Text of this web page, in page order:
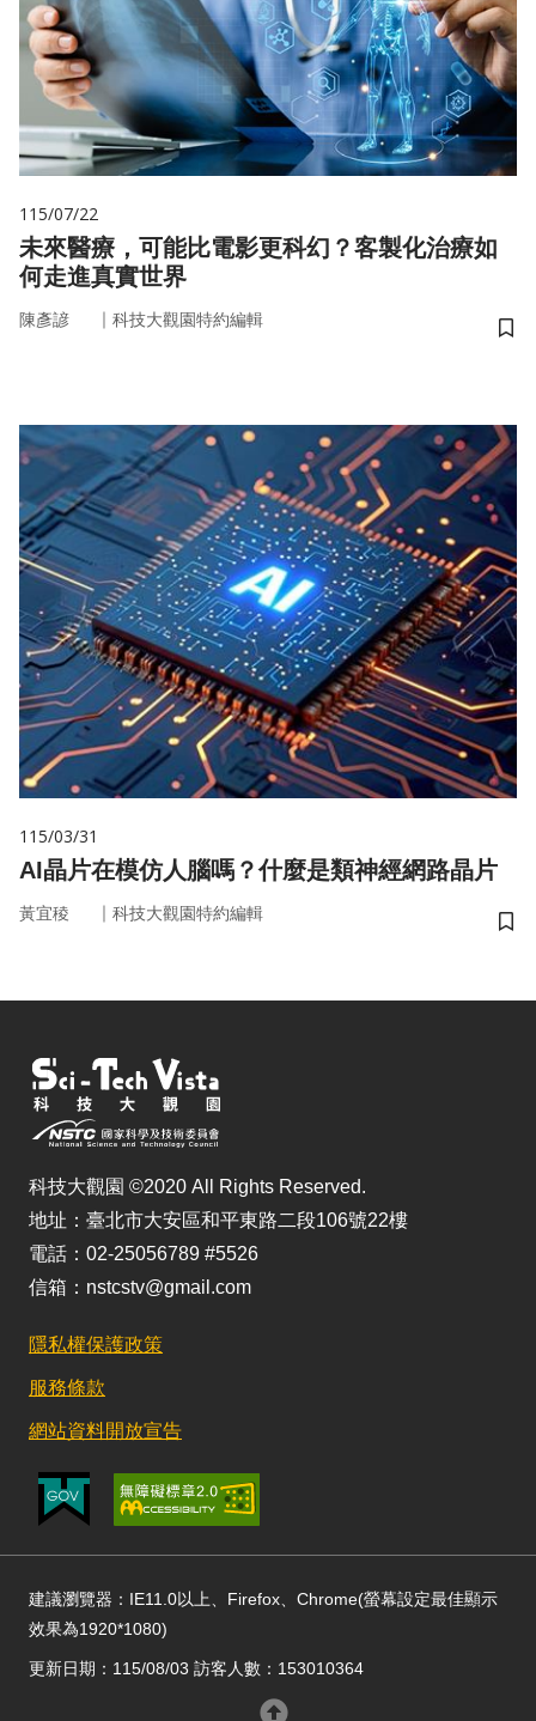
115/07/22
未來醫療，可能比電影更科幻？客製化治療如
何走進真實世界
陳彥諺 ｜ 科技大觀園特約編輯
儲
115/03/31
AI晶片在模仿人腦嗎？什麼是類神經網路晶片
黃宜稜 ｜ 科技大觀園特約編輯
儲
科技大觀園 ©2020 All Rights Reserved.
地址：臺北市大安區和平東路二段106號22樓
電話：02-25056789 #5526
信箱：nstcstv@gmail.com
隱私權保護政策
服務條款
網站資料開放宣告
建議瀏覽器：IE11.0以上、Firefox、Chrome(螢幕設定最佳顯示
效果為1920*1080)
更新日期：115/08/03 訪客人數：153010364
回頂部